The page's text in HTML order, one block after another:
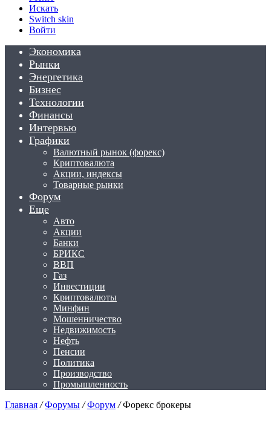
Искать
Switch skin
Войти
Экономика
Рынки
Энергетика
Бизнес
Технологии
Финансы
Интервью
Графики
Валютный рынок (форекс)
Криптовалюта
Акции, индексы
Товарные рынки
Форум
Еще
Авто
Акции
Банки
БРИКС
ВВП
Газ
Инвестиции
Криптовалюты
Минфин
Мошенничество
Недвижимость
Нефть
Пенсии
Политика
Производство
Промышленность
Главная / Форумы / Форум / Форекс брокеры